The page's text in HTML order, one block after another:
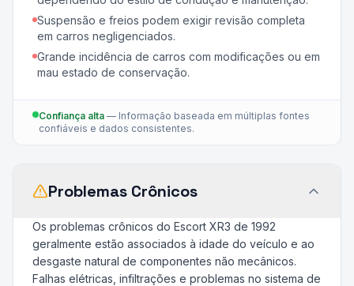
Suspensão e freios podem exigir revisão completa
em carros negligenciados.
Grande incidência de carros com modificações ou em
mau estado de conservação.
Confiança alta — Informação baseada em múltiplas fontes
confiáveis e dados consistentes.
Problemas Crônicos
Os problemas crônicos do Escort XR3 de 1992
geralmente estão associados à idade do veículo e ao
desgaste natural de componentes não mecânicos.
Falhas elétricas, infiltrações e problemas no sistema de